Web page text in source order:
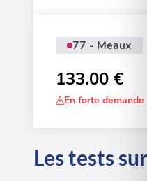
77 - Meaux
133.00 €
En forte demande
Les tests